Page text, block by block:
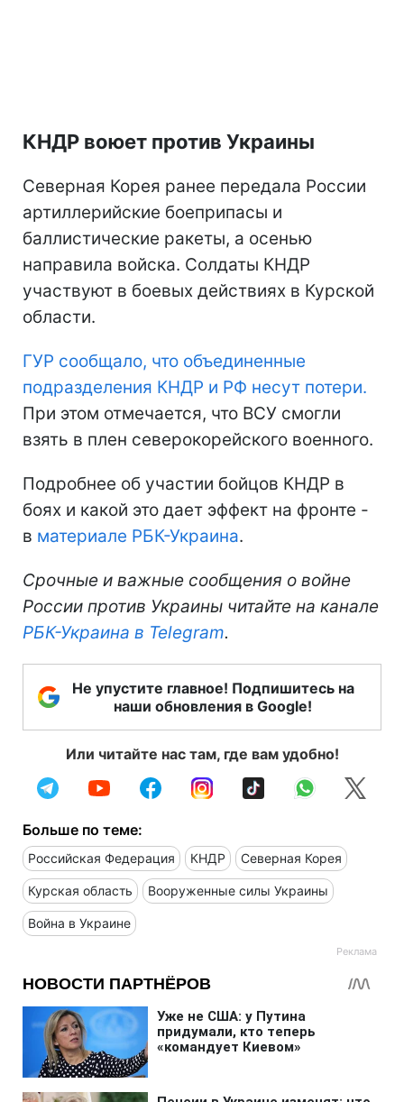
КНДР воюет против Украины
Северная Корея ранее передала России
артиллерийские боеприпасы и
баллистические ракеты, а осенью
направила войска. Солдаты КНДР
участвуют в боевых действиях в Курской
области.
ГУР сообщало, что объединенные
подразделения КНДР и РФ несут потери.
При этом отмечается, что ВСУ смогли
взять в плен северокорейского военного.
Подробнее об участии бойцов КНДР в
боях и какой это дает эффект на фронте -
в материале РБК-Украина.
Срочные и важные сообщения о войне
России против Украины читайте на канале
РБК-Украина в Telegram.
Не упустите главное! Подпишитесь на
наши обновления в Google!
Или читайте нас там, где вам удобно!
Больше по теме:
Российская Федерация КНДР Северная Корея
Курская область Вооруженные силы Украины
Война в Украине